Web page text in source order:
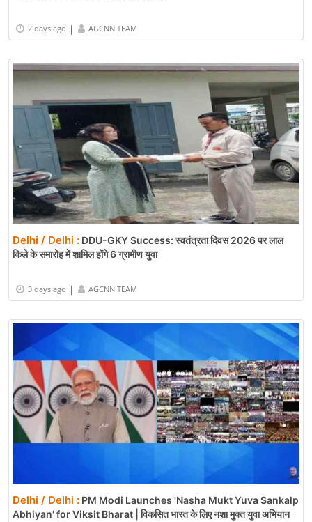
2 days ago | AGCNN TEAM
Delhi / Delhi : DDU-GKY Success: स्वतंत्रता दिवस 2026 पर लाल
किले के समारोह में शामिल होंगे 6 ग्रामीण युवा
3 days ago | AGCNN TEAM
Delhi / Delhi : PM Modi Launches 'Nasha Mukt Yuva Sankalp
Abhiyan' for Viksit Bharat | विकसित भारत के लिए नशा मुक्त युवा अभियान